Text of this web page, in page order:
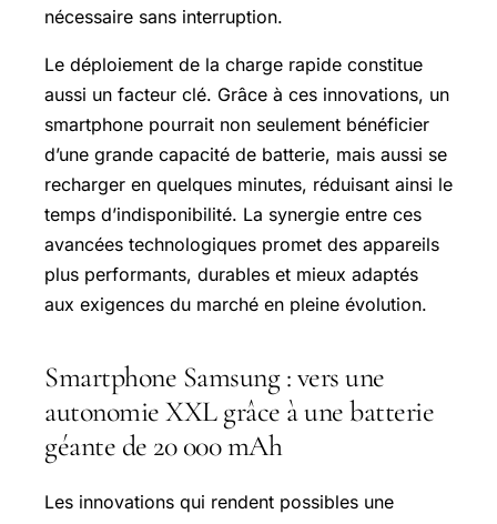
nécessaire sans interruption.
Le déploiement de la charge rapide constitue
aussi un facteur clé. Grâce à ces innovations, un
smartphone pourrait non seulement bénéficier
d’une grande capacité de batterie, mais aussi se
recharger en quelques minutes, réduisant ainsi le
temps d’indisponibilité. La synergie entre ces
avancées technologiques promet des appareils
plus performants, durables et mieux adaptés
aux exigences du marché en pleine évolution.
Smartphone Samsung : vers une
autonomie XXL grâce à une batterie
géante de 20 000 mAh
Les innovations qui rendent possibles une